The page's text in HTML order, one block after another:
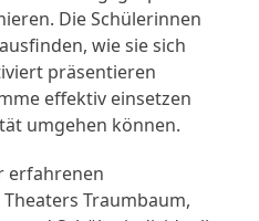
Die Schülerinnen
wie sie sich
präsentieren
effektiv einsetzen
umgehen können.
erfahrenen
Traumbaum,